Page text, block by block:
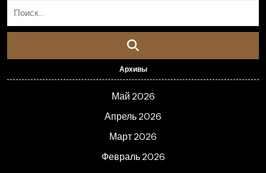
Архивы
Май 2026
Апрель 2026
Март 2026
Февраль 2026